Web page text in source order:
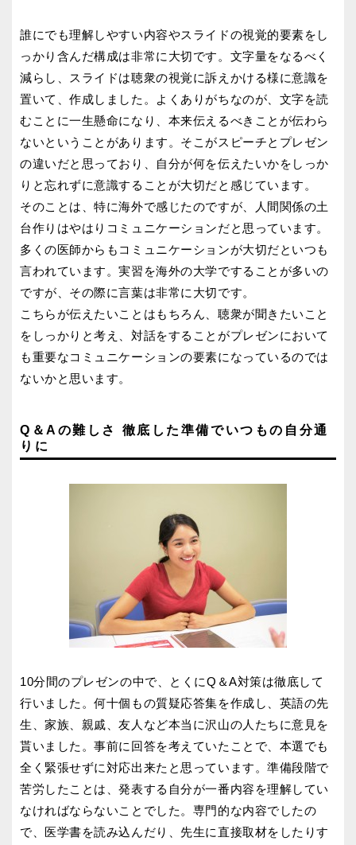
誰にでも理解しやすい内容やスライドの視覚的要素をし
っかり含んだ構成は非常に大切です。文字量をなるべく
減らし、スライドは聴衆の視覚に訴えかける様に意識を
置いて、作成しました。よくありがちなのが、文字を読
むことに一生懸命になり、本来伝えるべきことが伝わら
ないということがあります。そこがスピーチとプレゼン
の違いだと思っており、自分が何を伝えたいかをしっか
りと忘れずに意識することが大切だと感じています。
そのことは、特に海外で感じたのですが、人間関係の土
台作りはやはりコミュニケーションだと思っています。
多くの医師からもコミュニケーションが大切だといつも
言われています。実習を海外の大学ですることが多いの
ですが、その際に言葉は非常に大切です。
こちらが伝えたいことはもちろん、聴衆が聞きたいこと
をしっかりと考え、対話をすることがプレゼンにおいて
も重要なコミュニケーションの要素になっているのでは
ないかと思います。
Q＆Aの難しさ 徹底した準備でいつもの自分通
りに
10分間のプレゼンの中で、とくにQ＆A対策は徹底して
行いました。何十個もの質疑応答集を作成し、英語の先
生、家族、親戚、友人など本当に沢山の人たちに意見を
貰いました。事前に回答を考えていたことで、本選でも
全く緊張せずに対応出来たと思っています。準備段階で
苦労したことは、発表する自分が一番内容を理解してい
なければならないことでした。専門的な内容でしたの
で、医学書を読み込んだり、先生に直接取材をしたりす